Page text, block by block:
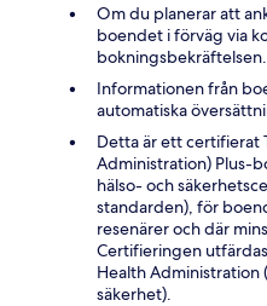
Om du planerar att
boendet i förväg via
bokningsbekräftelsen.
Informationen från
automatiska
Detta är ett certifierat
Administration) Plus-
hälso- och
standarden), för
resenärer och där
Certifieringen
Health Administration
säkerhet).